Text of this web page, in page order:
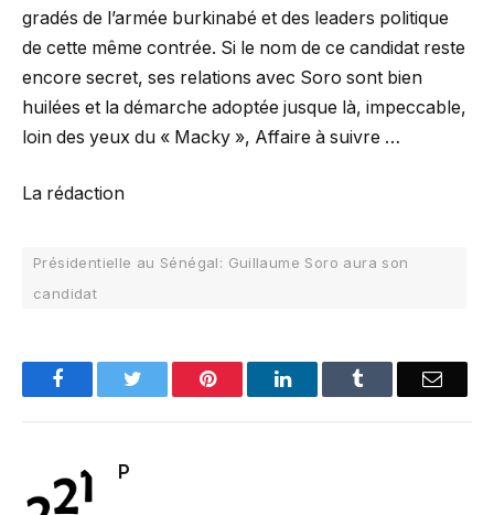
gradés de l’armée burkinabé et des leaders politique
de cette même contrée. Si le nom de ce candidat reste
encore secret, ses relations avec Soro sont bien
huilées et la démarche adoptée jusque là, impeccable,
loin des yeux du « Macky », Affaire à suivre …
La rédaction
Présidentielle au Sénégal: Guillaume Soro aura son
candidat
FacebookTwitter Pinterest LinkedInTumblr Email
P